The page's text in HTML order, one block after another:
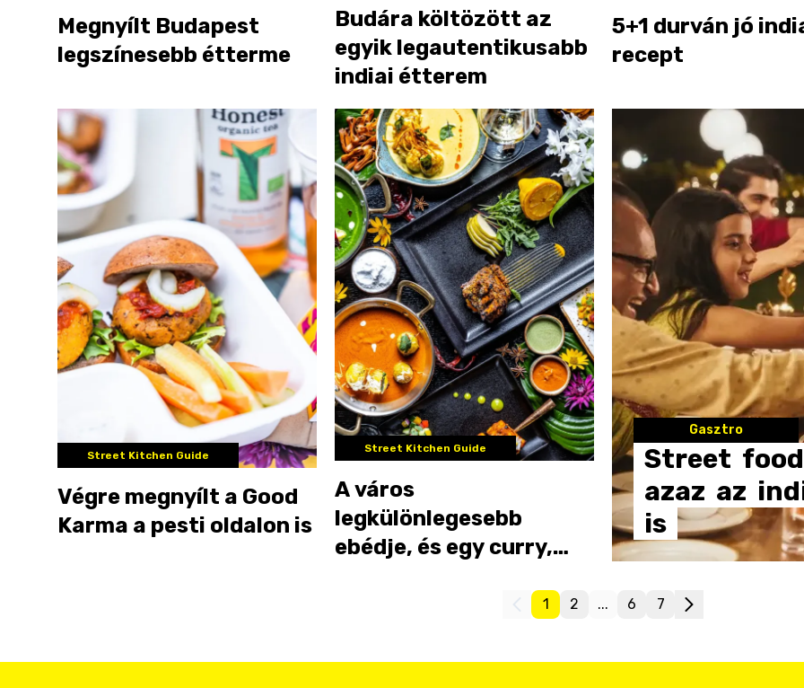
Megnyílt Budapest
legszínesebb étterme
Budára költözött az
egyik legautentikusabb
indiai étterem
5+1 durván jó
recept
Street Kitchen Guide
Végre megnyílt a Good
Karma a pesti oldalon is
Street Kitchen Guide
A város
legkülönlegesebb
ebédje, és egy curry,
Gasztro
Street
azaz az
is
1 2 ... 6 7